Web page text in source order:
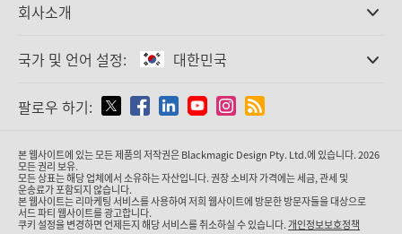
캡쳐 및 재생
표준 변환
네트워크 스토리지
라우팅 및 분배
스트리밍·인코딩
회사소개
회사 소개
미디어
국가 및 언어 설정: 대한민국
국가 및 언어를 설정하세요
Australia
Austria
팔로우 하기:
본 웹사이트에 있는 모든 제품의 저작권은 Blackmagic Design Pty. Ltd.에 있습니다. 2026
모든 권리 보유.
모든 상표는 해당 업체에서 소유하는 자산입니다. 권장 소비자 가격에는 세금, 관세 및
운송료가 포함되지 않습니다.
본 웹사이트는 리마케팅 서비스를 사용하여 저희 웹사이트에 방문한 방문자들을 대상으로
서드 파티 웹사이트를 광고합니다.
쿠키 설정을 변경하면 언제든지 해당 서비스를 취소하실 수 있습니다.개인정보보호정책